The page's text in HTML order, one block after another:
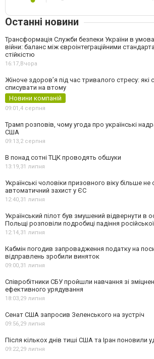
Останні новини
Трансформація Служби безпеки України в
війни: баланс між євроінтеграційними
стійкістю
16:17, Вчора
Жіноче здоров’я під час тривалого стресу:
списувати на втому
Новини компаній
09:01,4 серпня
Трамп розповів, чому угода про українські
США
09:13,2 серпня
В понад сотні ТЦК проводять обшуки
13:19,31 липня
Українські чоловіки призовного віку більше
автоматичний захист у ЄС
12:40,31 липня
Український пілот був змушений відвернути в
Польщі розповіли подробиці падіння
12:14,31 липня
Кабмін погодив запровадження податку на
відправлень зробили виняток
09:00,31 липня
Співробітники СБУ пройшли навчання зі
ефективного урядування
18:03,29 липня
Сенат США запросив Зеленського на зустріч
09:56,29 липня
Після кількох днів тиші США та Іран поновили
09:22,29 липня